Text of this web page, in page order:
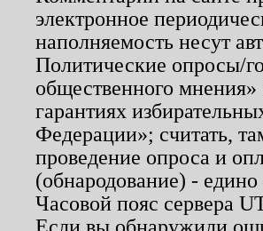
электронное
наполняемость несут
Политические опросы/
общественного
гарантиях
Федерации»; считать,
проведение опроса и
(обнародование) - едино
Часовой пояс сервера
Если вы обнаружили